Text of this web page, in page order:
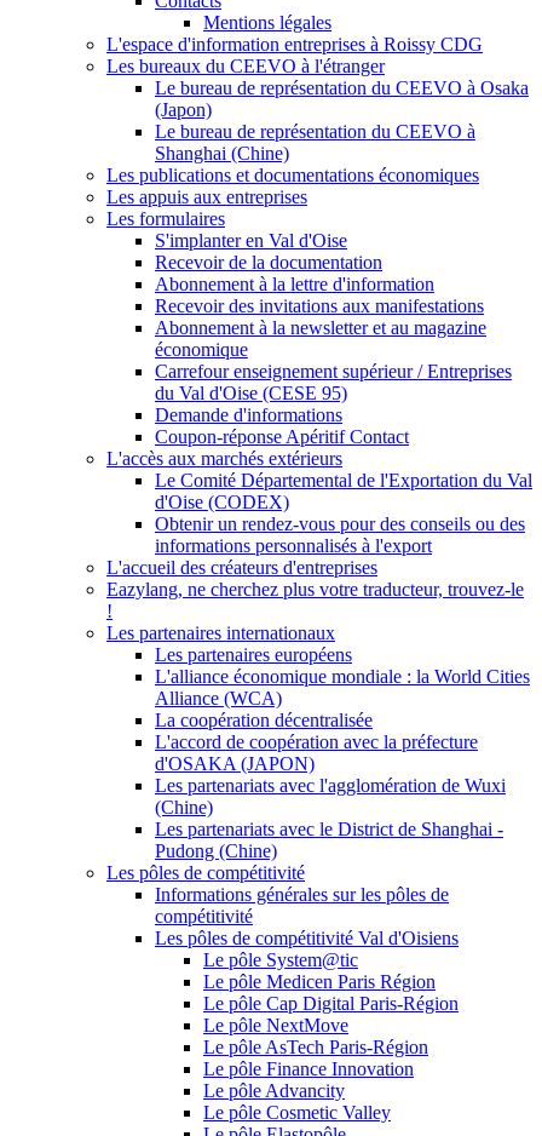
Mentions légales
L'espace d'information entreprises à Roissy CDG
Les bureaux du CEEVO à l'étranger
Le bureau de représentation du CEEVO à Osaka
(Japon)
Le bureau de représentation du CEEVO à
Shanghai (Chine)
Les publications et documentations économiques
Les appuis aux entreprises
Les formulaires
S'implanter en Val d'Oise
Recevoir de la documentation
Abonnement à la lettre d'information
Recevoir des invitations aux manifestations
Abonnement à la newsletter et au magazine
économique
Carrefour enseignement supérieur / Entreprises
du Val d'Oise (CESE 95)
Demande d'informations
Coupon-réponse Apéritif Contact
L'accès aux marchés extérieurs
Le Comité Départemental de l'Exportation du Val
d'Oise (CODEX)
Obtenir un rendez-vous pour des conseils ou des
informations personnalisés à l'export
L'accueil des créateurs d'entreprises
Eazylang, ne cherchez plus votre traducteur, trouvez-le
!
Les partenaires internationaux
Les partenaires européens
L'alliance économique mondiale : la World Cities
Alliance (WCA)
La coopération décentralisée
L'accord de coopération avec la préfecture
d'OSAKA (JAPON)
Les partenariats avec l'agglomération de Wuxi
(Chine)
Les partenariats avec le District de Shanghai -
Pudong (Chine)
Les pôles de compétitivité
Informations générales sur les pôles de
compétitivité
Les pôles de compétitivité Val d'Oisiens
Le pôle System@tic
Le pôle Medicen Paris Région
Le pôle Cap Digital Paris-Région
Le pôle NextMove
Le pôle AsTech Paris-Région
Le pôle Finance Innovation
Le pôle Advancity
Le pôle Cosmetic Valley